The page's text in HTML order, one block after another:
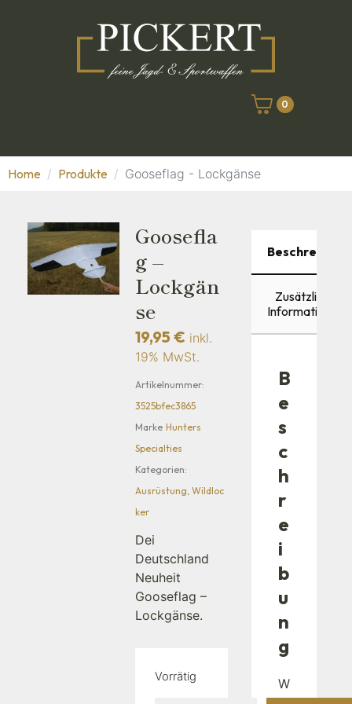
0
Home Produkte Gooseflag - Lockgänse
Goosefla
G –
Lockgän
Se
19,95€ inkl.
19% MwSt.
Artikelnummer:
3525bfec3865
Marke Hunters
Specialties
Kategorien:
Ausrüstung,Wildloc
ker
Dei
Deutschland
Neuheit
Gooseflag –
Lockgänse.
Vorrätig
Beschreibung
Zusätzliche
Informationen
B
e
s
c
h
r
e
i
b
u
n
g
W